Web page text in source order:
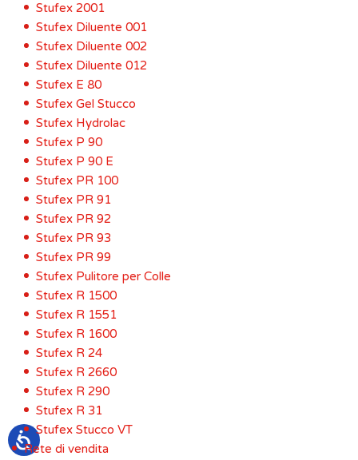
Stufex 2001
Stufex Diluente 001
Stufex Diluente 002
Stufex Diluente 012
Stufex E 80
Stufex Gel Stucco
Stufex Hydrolac
Stufex P 90
Stufex P 90 E
Stufex PR 100
Stufex PR 91
Stufex PR 92
Stufex PR 93
Stufex PR 99
Stufex Pulitore per Colle
Stufex R 1500
Stufex R 1551
Stufex R 1600
Stufex R 24
Stufex R 2660
Stufex R 290
Stufex R 31
Stufex Stucco VT
Rete di vendita